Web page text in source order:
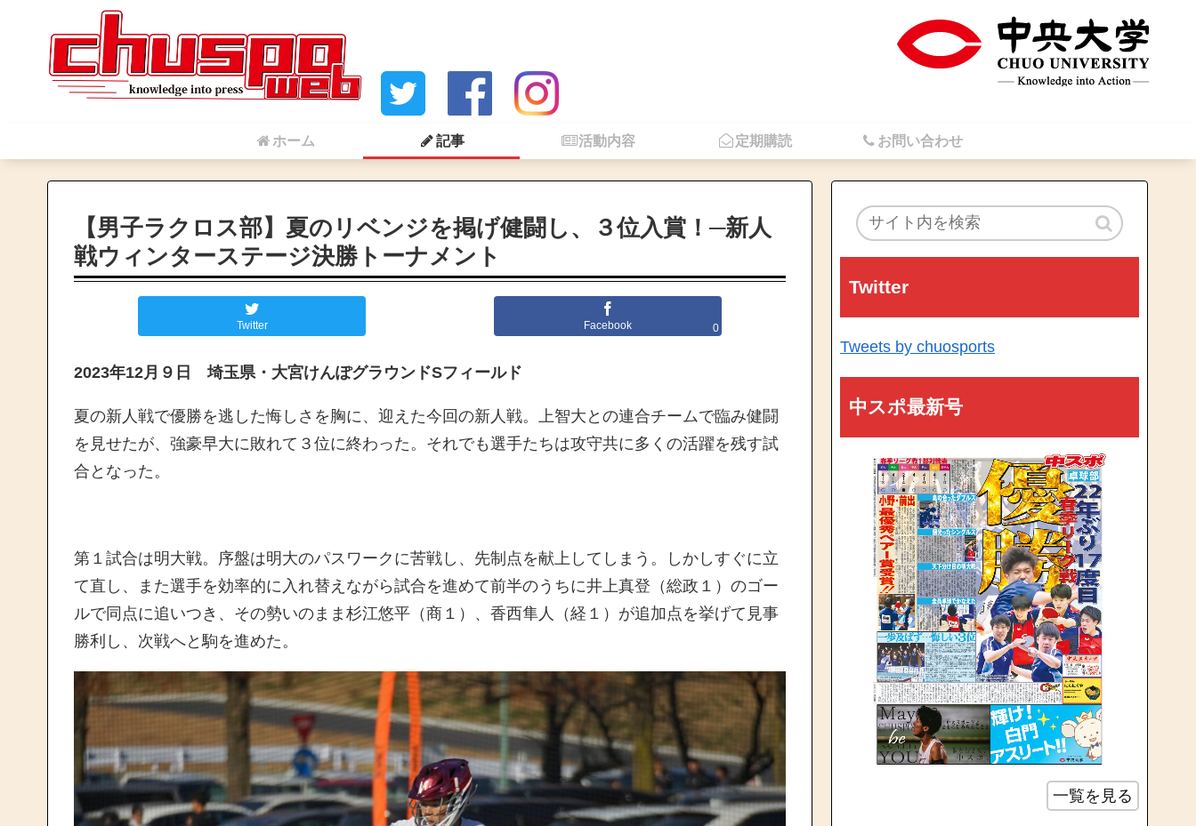
ホーム 記事 活動内容 定期購読 お問い合わせ
【男子ラクロス部】夏のリベンジを掲げ健闘し、３位入賞！─新人
戦ウィンターステージ決勝トーナメント
Twitter Facebook 0
2023年12月９日 埼玉県・大宮けんぽグラウンドSフィールド
夏の新人戦で優勝を逃した悔しさを胸に、迎えた今回の新人戦。上智大との連合チームで臨み健闘
を見せたが、強豪早大に敗れて３位に終わった。それでも選手たちは攻守共に多くの活躍を残す試
合となった。
第１試合は明大戦。序盤は明大のパスワークに苦戦し、先制点を献上してしまう。しかしすぐに立
て直し、また選手を効率的に入れ替えながら試合を進めて前半のうちに井上真登（総政１）のゴー
ルで同点に追いつき、その勢いのまま杉江悠平（商１）、香西隼人（経１）が追加点を挙げて見事
勝利し、次戦へと駒を進めた。
Twitter
Tweets by chuosports
中スポ最新号
一覧を見る